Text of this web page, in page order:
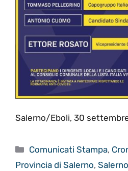
Salerno/Eboli, 30
Categorie
Comunicati Stampa,
Provincia di Salerno, Salerno